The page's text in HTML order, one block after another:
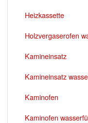
Heizkassette
Holzvergaserofen
Kamineinsatz
Kamineinsatz
Kaminofen
Kaminofen